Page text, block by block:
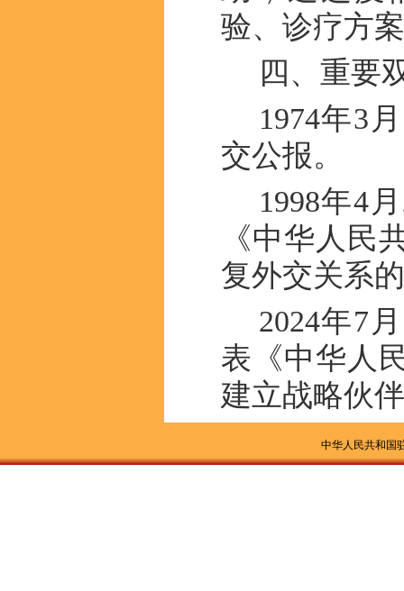
验、诊疗方
四、重要
1974年3
交公报。
1998年4
《中华人民
复外交关系
2024年7
表《中华人
建立战略伙
中华人民共和国